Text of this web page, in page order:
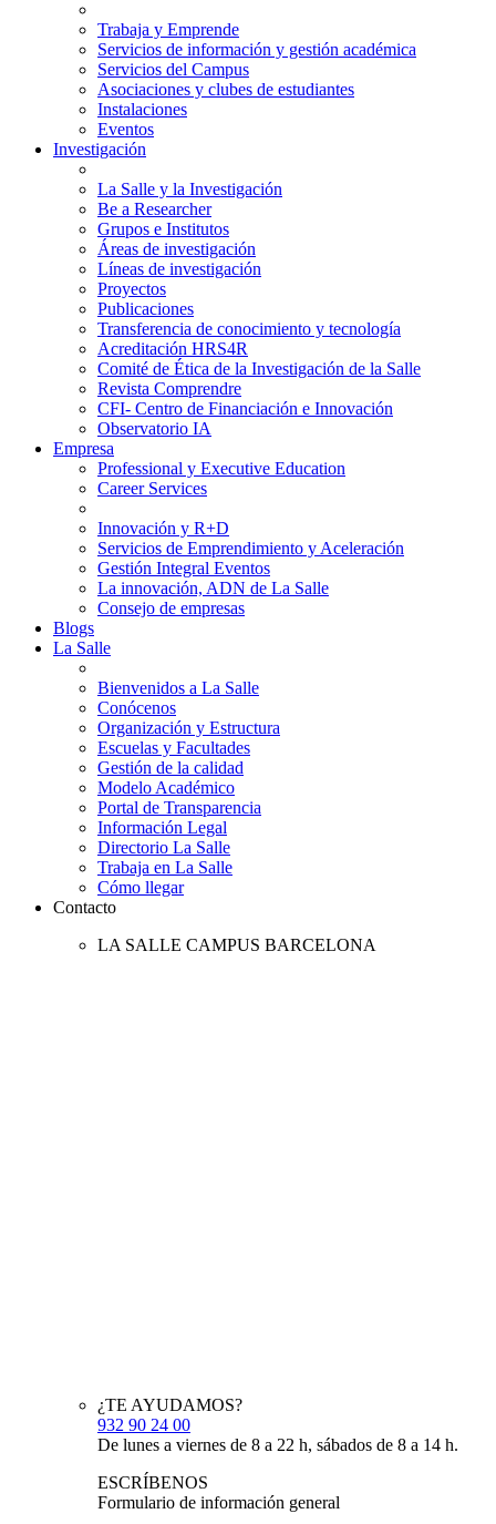
Trabaja y Emprende
Servicios de información y gestión académica
Servicios del Campus
Asociaciones y clubes de estudiantes
Instalaciones
Eventos
Investigación
La Salle y la Investigación
Be a Researcher
Grupos e Institutos
Áreas de investigación
Líneas de investigación
Proyectos
Publicaciones
Transferencia de conocimiento y tecnología
Acreditación HRS4R
Comité de Ética de la Investigación de la Salle
Revista Comprendre
CFI- Centro de Financiación e Innovación
Observatorio IA
Empresa
Professional y Executive Education
Career Services
Innovación y R+D
Servicios de Emprendimiento y Aceleración
Gestión Integral Eventos
La innovación, ADN de La Salle
Consejo de empresas
Blogs
La Salle
Bienvenidos a La Salle
Conócenos
Organización y Estructura
Escuelas y Facultades
Gestión de la calidad
Modelo Académico
Portal de Transparencia
Información Legal
Directorio La Salle
Trabaja en La Salle
Cómo llegar
Contacto
LA SALLE CAMPUS BARCELONA
¿TE AYUDAMOS?
932 90 24 00
De lunes a viernes de 8 a 22 h, sábados de 8 a 14 h.
ESCRÍBENOS
Formulario de información general